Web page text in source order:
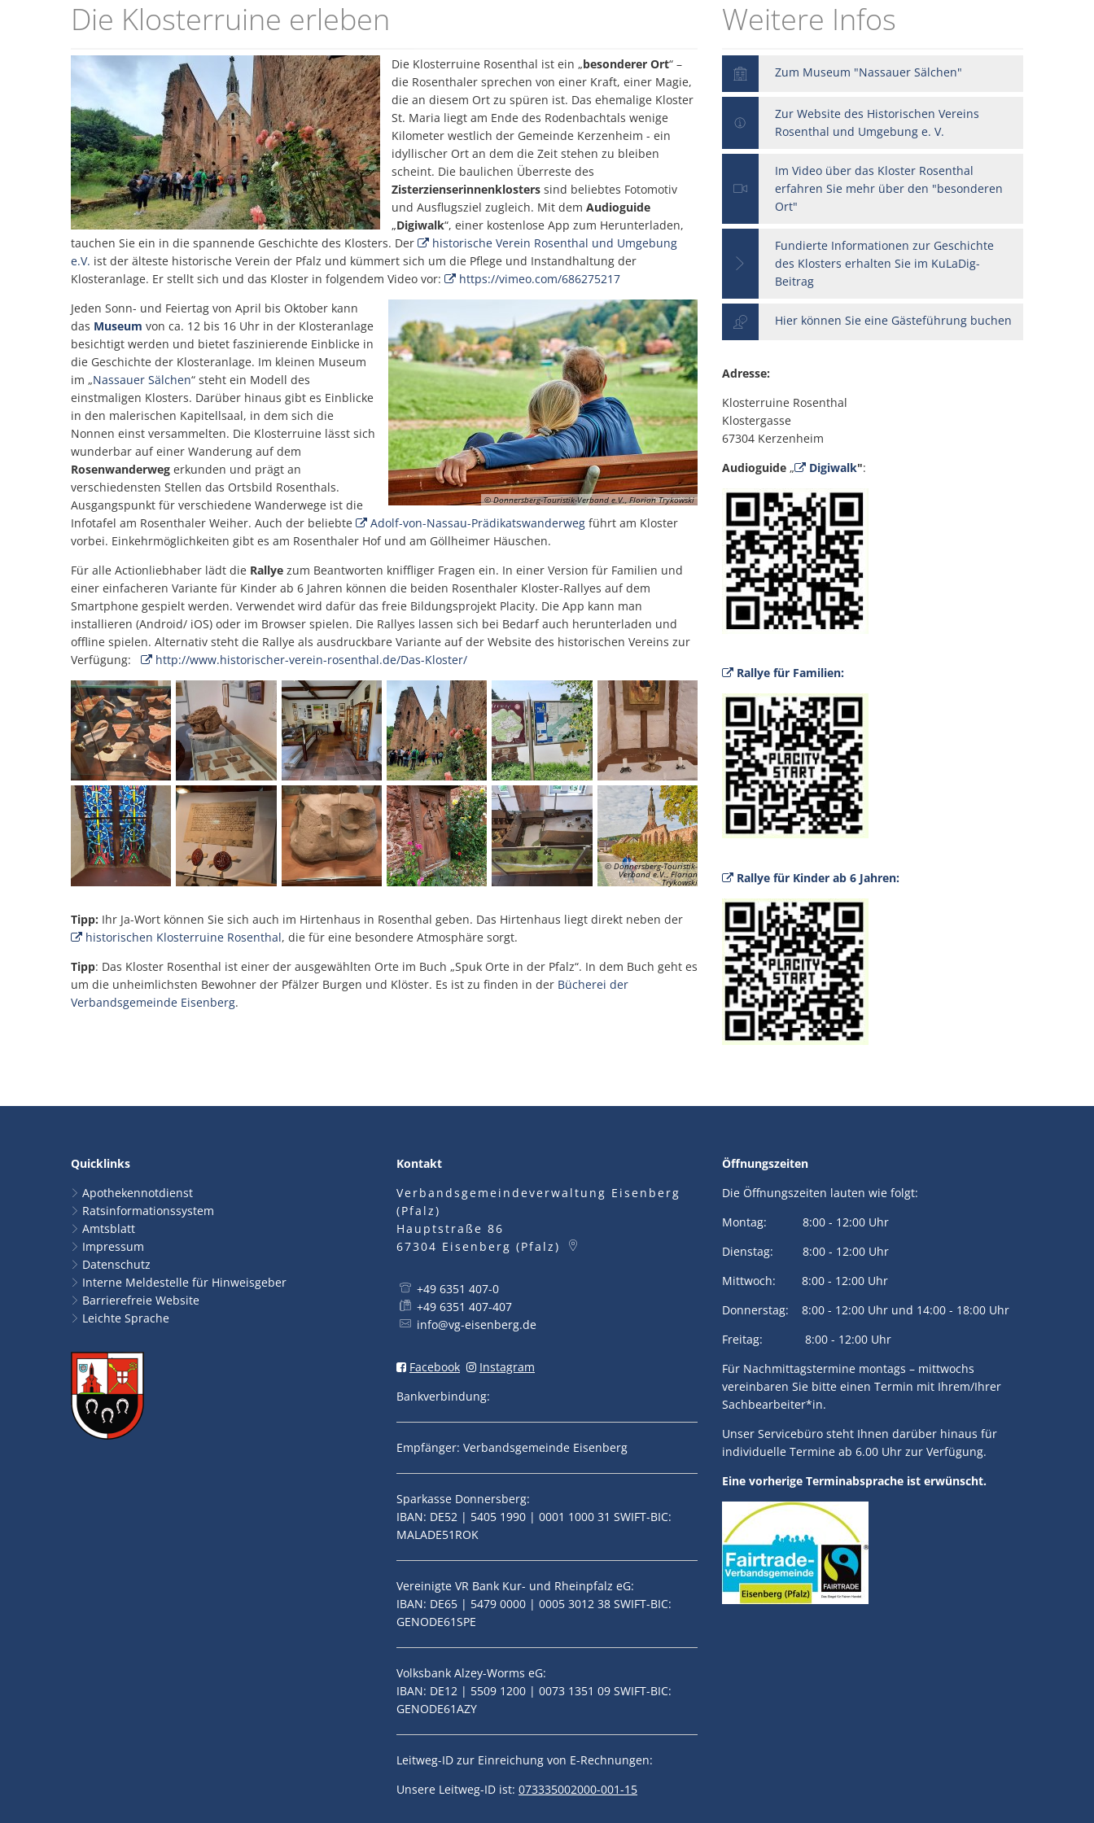
Hundesteuer An- und Abmeldung
Standesamt
Fachbereiche
Kloster
Rosenthal
Die Klosterruine erleben
Die Klosterruine Rosenthal ist ein „besonderer Ort“ –
die Rosenthaler sprechen von einer Kraft, einer Magie,
die an diesem Ort zu spüren ist. Das ehemalige Kloster
St. Maria liegt am Ende des Rodenbachtals wenige
Kilometer westlich der Gemeinde Kerzenheim - ein
idyllischer Ort an dem die Zeit stehen zu bleiben
scheint. Die baulichen Überreste des
Zisterzienserinnenklosters sind beliebtes Fotomotiv
und Ausflugsziel zugleich. Mit dem Audioguide
„Digiwalk“, einer kostenlose App zum Herunterladen,
tauchen Sie ein in die spannende Geschichte des Klosters. Der
historische Verein Rosenthal und Umgebung
e.V. ist der älteste historische Verein der Pfalz und kümmert sich um die Pflege und Instandhaltung der
Klosteranlage. Er stellt sich und das Kloster in folgendem Video vor:
https://vimeo.com/686275217
© Donnersberg-Touristik-Verband e.V., Florian Trykowski
Jeden Sonn- und Feiertag von April bis Oktober kann
das Museum von ca. 12 bis 16 Uhr in der Klosteranlage
besichtigt werden und bietet faszinierende Einblicke in
die Geschichte der Klosteranlage. Im kleinen Museum
im „Nassauer Sälchen“ steht ein Modell des
einstmaligen Klosters. Darüber hinaus gibt es Einblicke
in den malerischen Kapitellsaal, in dem sich die
Nonnen einst versammelten. Die Klosterruine lässt sich
wunderbar auf einer Wanderung auf dem
Rosenwanderweg erkunden und prägt an
verschiedensten Stellen das Ortsbild Rosenthals.
Ausgangspunkt für verschiedene Wanderwege ist die
Infotafel am Rosenthaler Weiher. Auch der beliebte
Adolf-von-Nassau-Prädikatswanderwegführt am Kloster
vorbei. Einkehrmöglichkeiten gibt es am Rosenthaler Hof und am Göllheimer Häuschen.
Für alle Actionliebhaber lädt die Rallye zum Beantworten kniffliger Fragen ein. In einer Version für Familien und
einer einfacheren Variante für Kinder ab 6 Jahren können die beiden Rosenthaler Kloster-Rallyes auf dem
Smartphone gespielt werden. Verwendet wird dafür das freie Bildungsprojekt Placity. Die App kann man
installieren (Android/ iOS) oder im Browser spielen. Die Rallyes lassen sich bei Bedarf auch herunterladen und
offline spielen. Alternativ steht die Rallye als ausdruckbare Variante auf der Website des historischen Vereins zur
Verfügung:
http://www.historischer-verein-rosenthal.de/Das-Kloster/
© Donnersberg-Touristik-
Verband e.V., Florian
Trykowski
Tipp: Ihr Ja-Wort können Sie sich auch im Hirtenhaus in Rosenthal geben. Das Hirtenhaus liegt direkt neben der
historischen Klosterruine Rosenthal, die für eine besondere Atmosphäre sorgt.
Tipp: Das Kloster Rosenthal ist einer der ausgewählten Orte im Buch „Spuk Orte in der Pfalz“. In dem Buch geht es
um die unheimlichsten Bewohner der Pfälzer Burgen und Klöster. Es ist zu finden in der Bücherei der
Verbandsgemeinde Eisenberg.
Weitere Infos
Zum Museum "Nassauer Sälchen"
Zur Website des Historischen Vereins
Rosenthal und Umgebung e. V.
Im Video über das Kloster Rosenthal
erfahren Sie mehr über den "besonderen
Ort"
Fundierte Informationen zur Geschichte
des Klosters erhalten Sie im KuLaDig-
Beitrag
Hier können Sie eine Gästeführung buchen
Adresse:
Klosterruine Rosenthal
Klostergasse
67304 Kerzenheim
Audioguide „ Digiwalk":
Rallye für Familien:
Rallye für Kinder ab 6 Jahren:
Quicklinks
Apothekennotdienst
Ratsinformationssystem
Amtsblatt
Impressum
Datenschutz
Interne Meldestelle für Hinweisgeber
Barrierefreie Website
Leichte Sprache
Kontakt
Verbandsgemeindeverwaltung Eisenberg
(Pfalz)
Hauptstraße 86
67304 Eisenberg (Pfalz)
+49 6351 407-0
+49 6351 407-407
info@vg-eisenberg.de
Facebook
Instagram
Bankverbindung:
Empfänger: Verbandsgemeinde Eisenberg
Sparkasse Donnersberg:
IBAN: DE52 | 5405 1990 | 0001 1000 31 SWIFT-BIC:
MALADE51ROK
Vereinigte VR Bank Kur- und Rheinpfalz eG:
IBAN: DE65 | 5479 0000 | 0005 3012 38 SWIFT-BIC:
GENODE61SPE
Volksbank Alzey-Worms eG:
IBAN: DE12 | 5509 1200 | 0073 1351 09 SWIFT-BIC:
GENODE61AZY
Leitweg-ID zur Einreichung von E-Rechnungen:
Unsere Leitweg-ID ist: 073335002000-001-15
Öffnungszeiten
Die Öffnungszeiten lauten wie folgt:
Montag: 8:00 - 12:00 Uhr
Dienstag: 8:00 - 12:00 Uhr
Mittwoch: 8:00 - 12:00 Uhr
Donnerstag: 8:00 - 12:00 Uhr und 14:00 - 18:00 Uhr
Freitag: 8:00 - 12:00 Uhr
Für Nachmittagstermine montags – mittwochs
vereinbaren Sie bitte einen Termin mit Ihrem/Ihrer
Sachbearbeiter*in.
Unser Servicebüro steht Ihnen darüber hinaus für
individuelle Termine ab 6.00 Uhr zur Verfügung.
Eine vorherige Terminabsprache ist erwünscht.